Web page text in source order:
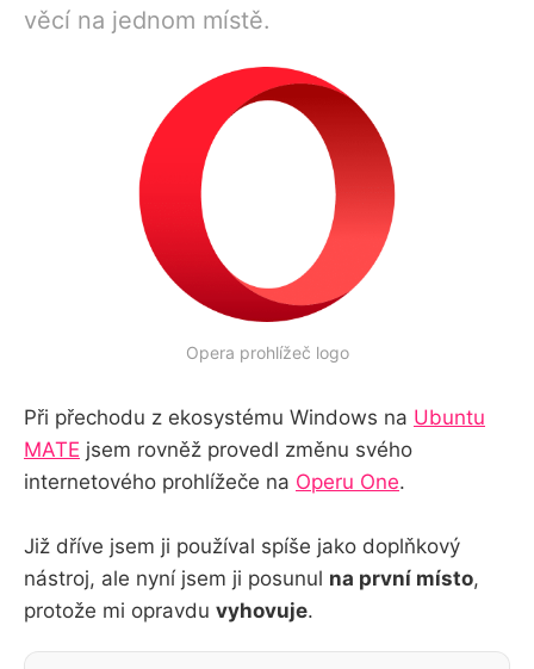
věcí na jednom místě.
Opera prohlížeč logo
Při přechodu z ekosystému Windows na Ubuntu
MATE jsem rovněž provedl změnu svého
internetového prohlížeče na Operu One.
Již dříve jsem ji používal spíše jako doplňkový
nástroj, ale nyní jsem ji posunul na první místo,
protože mi opravdu vyhovuje.